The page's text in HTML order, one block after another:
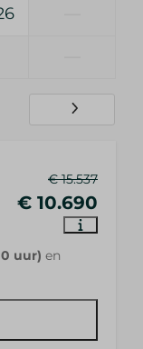
€ 15.537
€ 10.690
uur) en